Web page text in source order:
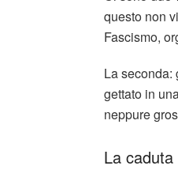
questo non
Fascismo,
La seconda:
gettato in
neppure
La caduta